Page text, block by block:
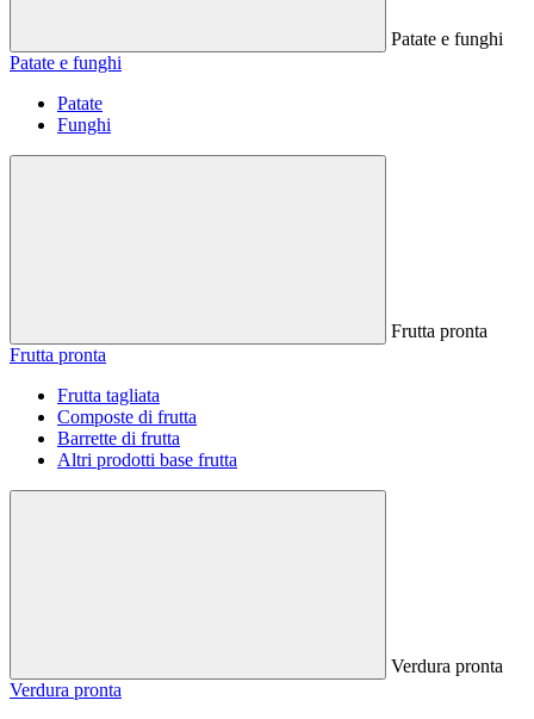
Patate e funghi
Patate e funghi
Patate
Funghi
Frutta pronta
Frutta pronta
Frutta tagliata
Composte di frutta
Barrette di frutta
Altri prodotti base frutta
Verdura pronta
Verdura pronta